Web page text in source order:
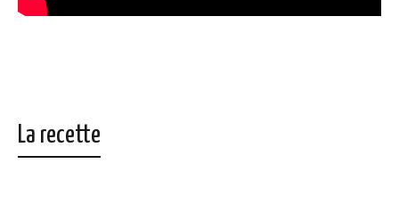
La recette